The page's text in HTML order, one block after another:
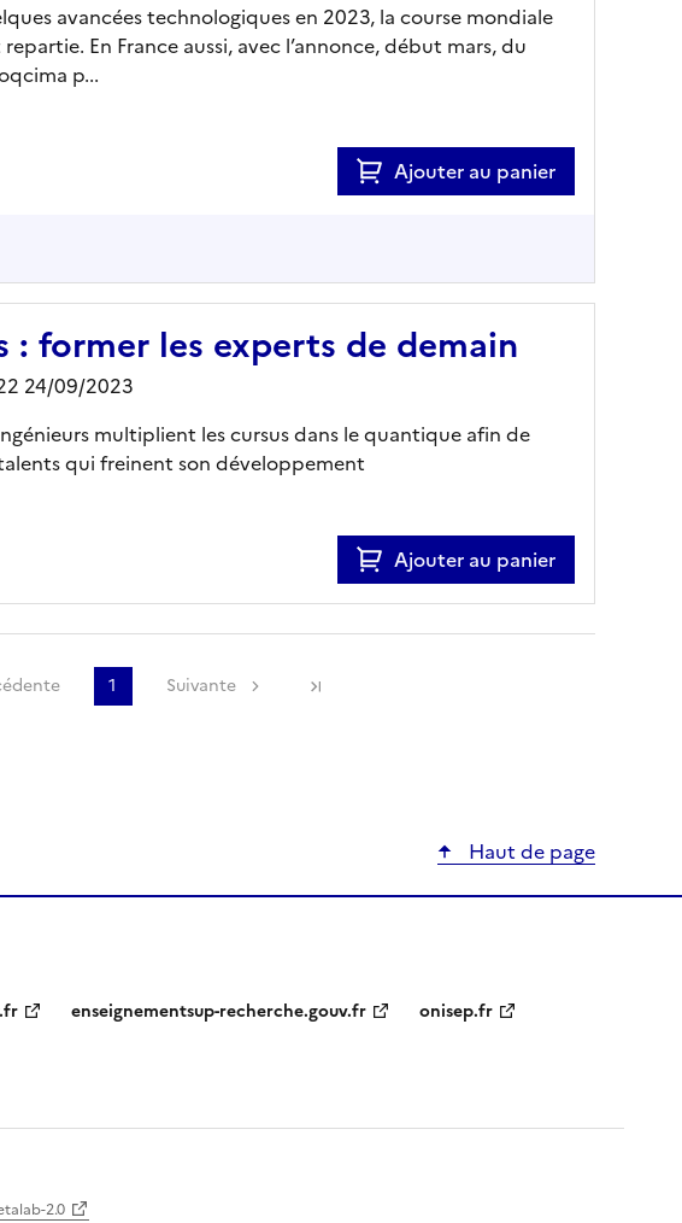
avancées technologiques en 2023, la course mondiale
En France aussi, avec l’annonce, début mars, du
p...
Ajouter au panier
: former les experts de demain
24/09/2023
multiplient les cursus dans le quantique afin de
qui freinent son développement
Ajouter au panier
1 Suivante
Haut de page
enseignementsup-recherche.gouv.fr onisep.fr
2.0